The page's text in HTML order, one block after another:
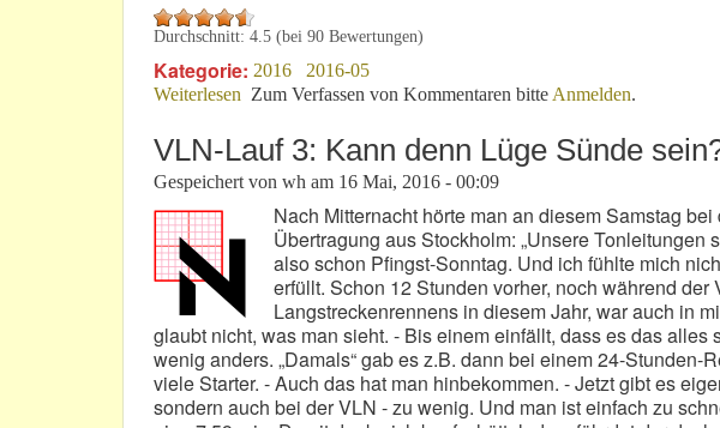
Durchschnitt: 4.5 (bei 90 Bewertungen)
Kategorie: 2016
2016-05
Weiterlesen über VLN: Alles nicht so genau nehmen?
Zum Verfassen von Kommentaren bitte Anmelden.
VLN-Lauf 3: Kann denn Lüge Sünde
Gespeichert von wh am 16 Mai, 2016 - 00:09
Nach Mitternacht hörte man an diesem Samstag
Übertragung aus Stockholm: „Unsere Tonleitungen
also schon Pfingst-Sonntag. Und ich fühlte mich
erfüllt. Schon 12 Stunden vorher, noch während der
Langstreckenrennens in diesem Jahr, war auch in
glaubt nicht, was man sieht. - Bis einem einfällt, dass es das alles
wenig anders. „Damals“ gab es z.B. dann bei einem 24-Stunden-
viele Starter. - Auch das hat man hinbekommen. - Jetzt gibt es
sondern auch bei der VLN - zu wenig. Und man ist einfach zu